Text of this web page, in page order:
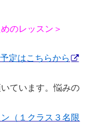
のレッスン＞
定はこちらから
ています。悩みの
（１クラス３名限